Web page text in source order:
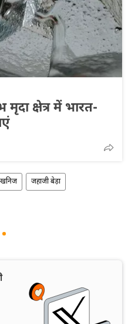
क्षेत्र में भारत-
खनिज जहाजी बेड़ा